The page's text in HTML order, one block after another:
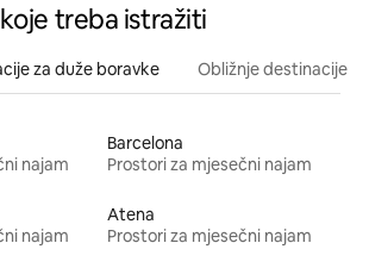
treba istražiti
za duže boravke Obližnje destinacije
najam
Barcelona
Prostori za mjesečni najam
najam
Atena
Prostori za mjesečni najam